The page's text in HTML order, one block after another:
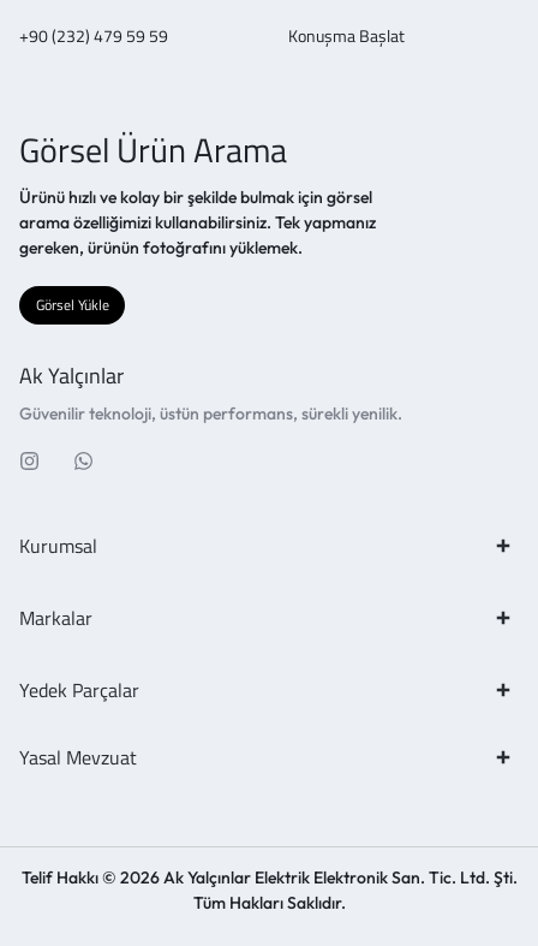
+90 (232) 479 59 59 Konuşma Başlat
Görsel Ürün Arama
Ürünü hızlı ve kolay bir şekilde bulmak için görsel
arama özelliğimizi kullanabilirsiniz. Tek yapmanız
gereken, ürünün fotoğrafını yüklemek.
Görsel Yükle
Ak Yalçınlar
Güvenilir teknoloji, üstün performans, sürekli yenilik.
Kurumsal
Markalar
Yedek Parçalar
Yasal Mevzuat
Telif Hakkı © 2026 Ak Yalçınlar Elektrik Elektronik San. Tic. Ltd. Şti.
Tüm Hakları Saklıdır.